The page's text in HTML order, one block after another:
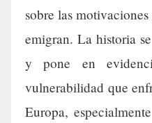
sobre las
emigran. La historia
y pone en
vulnerabilidad que
Europa,